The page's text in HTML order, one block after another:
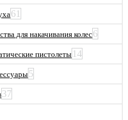
61
для накачивания колес6
пистолеты 14
5
37